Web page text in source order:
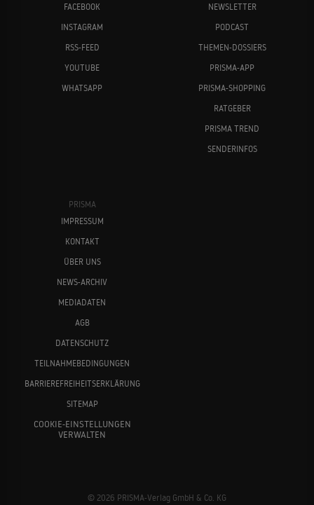
FACEBOOK
INSTAGRAM
RSS-FEED
YOUTUBE
WHATSAPP
NEWSLETTER
PODCAST
THEMEN-DOSSIERS
PRISMA-APP
PRISMA-SHOPPING
RATGEBER
PRISMA TREND
SENDERINFOS
PRISMA
IMPRESSUM
KONTAKT
ÜBER UNS
NEWS-ARCHIV
MEDIADATEN
AGB
DATENSCHUTZ
TEILNAHMEBEDINGUNGEN
BARRIEREFREIHEITSERKLÄRUNG
SITEMAP
COOKIE-EINSTELLUNGEN
VERWALTEN
© 2026 PRISMA-Verlag GmbH & Co. KG